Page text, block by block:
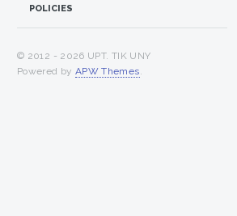
POLICIES
© 2012 - 2026 UPT. TIK UNY
Powered by APW Themes